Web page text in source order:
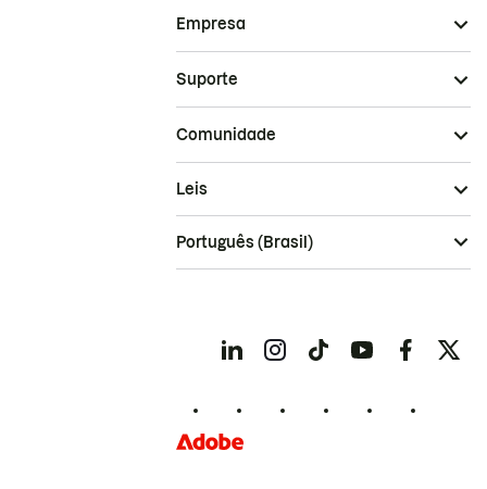
Empresa
Suporte
Comunidade
Leis
Português (Brasil)